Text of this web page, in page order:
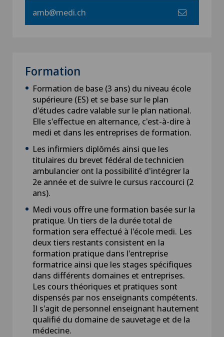
amb@medi.ch
Formation
Formation de base (3 ans) du niveau école
supérieure (ES) et se base sur le plan
d'études cadre valable sur le plan national.
Elle s'effectue en alternance, c'est-à-dire à
medi et dans les entreprises de formation.
Les infirmiers diplômés ainsi que les
titulaires du brevet fédéral de technicien
ambulancier ont la possibilité d'intégrer la
2e année et de suivre le cursus raccourci (2
ans).
Medi vous offre une formation basée sur la
pratique. Un tiers de la durée total de
formation sera effectué à l'école medi. Les
deux tiers restants consistent en la
formation pratique dans l'entreprise
formatrice ainsi que les stages spécifiques
dans différents domaines et entreprises.
Les cours théoriques et pratiques sont
dispensés par nos enseignants compétents.
Il s'agit de personnel enseignant hautement
qualifié du domaine de sauvetage et de la
médecine.